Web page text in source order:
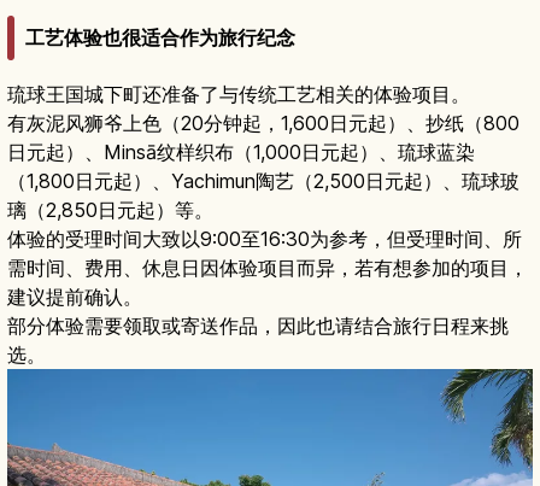
工艺体验也很适合作为旅行纪念
琉球王国城下町还准备了与传统工艺相关的体验项目。
有灰泥风狮爷上色（20分钟起，1,600日元起）、抄纸（800
日元起）、Minsā纹样织布（1,000日元起）、琉球蓝染
（1,800日元起）、Yachimun陶艺（2,500日元起）、琉球玻
璃（2,850日元起）等。
体验的受理时间大致以9:00至16:30为参考，但受理时间、所
需时间、费用、休息日因体验项目而异，若有想参加的项目，
建议提前确认。
部分体验需要领取或寄送作品，因此也请结合旅行日程来挑
选。